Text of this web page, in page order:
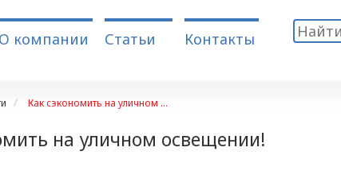
О компании Статьи Контакты
Как сэкономить на уличном ...
на уличном освещении!